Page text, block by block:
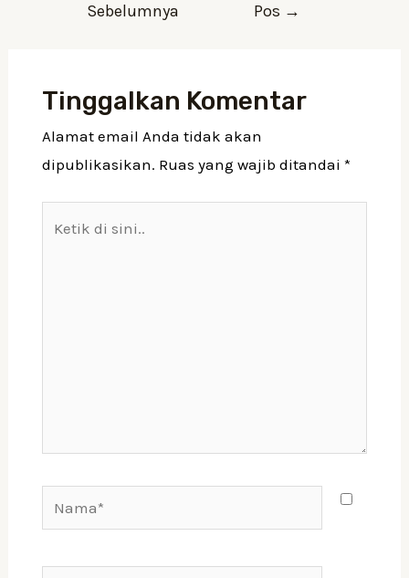
Sebelumnya
Pos →
Tinggalkan Komentar
Alamat email Anda tidak akan
dipublikasikan. Ruas yang wajib ditandai *